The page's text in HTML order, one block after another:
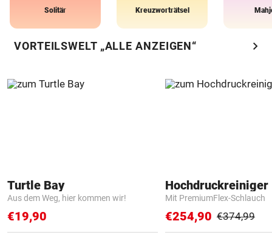
Solitär Kreuzworträtsel
VORTEILSWELT „ALLE ANZEIGEN“ chevron_right
Turtle Bay
Aus dem Weg, hier kommen wir!
€19,90
Hochdruckreiniger
Mit PremiumFlex-Schlauch
€254,90 €374,99